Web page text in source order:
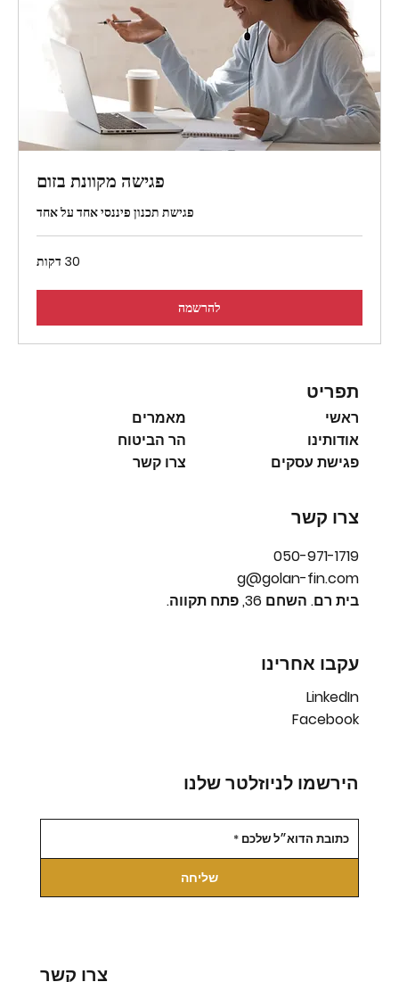
פגישה מקוונת בזום
פגישת תכנון פיננסי אחד על אחד
30 דקות
להרשמה
צרו קשר
050-971-1719
g@golan-fin.com
בית רם. השחם 36, פתח תקווה.
עקבו אחרינו
LinkedIn
Facebook
הירשמו לניוזלטר שלנו
שליחה
צרו קשר
מאמרים
הר הביטוח
צרו קשר
תפריט
ראשי
אודותינו
פגישת עסקים